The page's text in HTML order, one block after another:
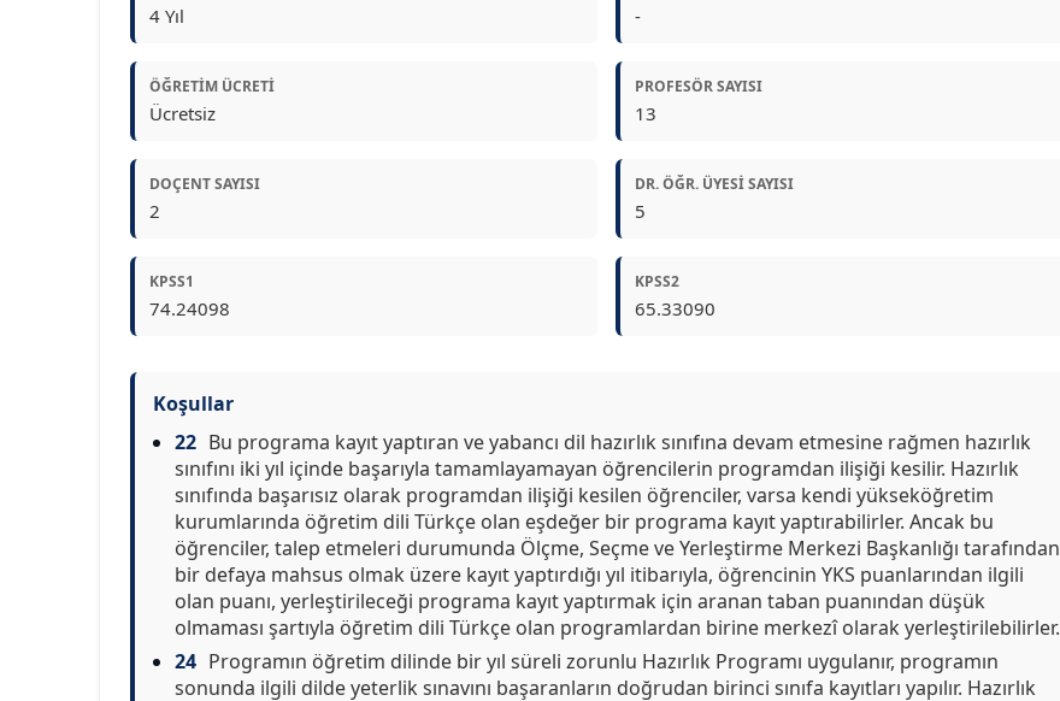
4 Yıl -
ÖĞRETIM ÜCRETI
Ücretsiz
PROFESÖR SAYISI
13
DOÇENT SAYISI
2
DR. ÖĞR. ÜYESI SAYISI
5
KPSS1
74.24098
KPSS2
65.33090
Koşullar
22 Bu programa kayıt yaptıran ve yabancı dil hazırlık sınıfına devam etmesine rağmen hazırlık
sınıfını iki yıl içinde başarıyla tamamlayamayan öğrencilerin programdan ilişiği kesilir. Hazırlık
sınıfında başarısız olarak programdan ilişiği kesilen öğrenciler, varsa kendi yükseköğretim
kurumlarında öğretim dili Türkçe olan eşdeğer bir programa kayıt yaptırabilirler. Ancak bu
öğrenciler, talep etmeleri durumunda Ölçme, Seçme ve Yerleştirme Merkezi Başkanlığı tarafından
bir defaya mahsus olmak üzere kayıt yaptırdığı yıl itibarıyla, öğrencinin YKS puanlarından ilgili
olan puanı, yerleştirileceği programa kayıt yaptırmak için aranan taban puanından düşük
olmaması şartıyla öğretim dili Türkçe olan programlardan birine merkezî olarak yerleştirilebilirler.
24 Programın öğretim dilinde bir yıl süreli zorunlu Hazırlık Programı uygulanır, programın
sonunda ilgili dilde yeterlik sınavını başaranların doğrudan birinci sınıfa kayıtları yapılır. Hazırlık